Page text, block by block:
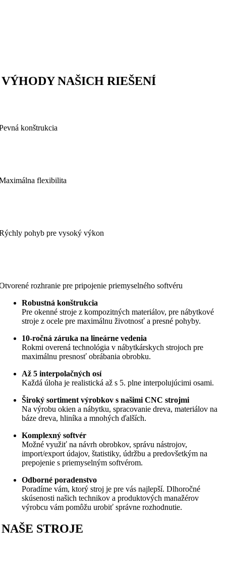
VÝHODY NAŠICH RIEŠENÍ
konštrukcia
flexibilita
pohyb pre vysoký výkon
rozhranie pre pripojenie priemyselného softvéru
Robustná konštrukcia
Pre okenné stroje z kompozitných materiálov, pre nábytkové
stroje z ocele pre maximálnu životnosť a presné pohyby.
10-ročná záruka na lineárne vedenia
Rokmi overená technológia v nábytkárskych strojoch pre
maximálnu presnosť obrábania obrobku.
Až 5 interpolačných osí
Každá úloha je realistická až s 5. plne interpolujúcimi osami.
Široký sortiment výrobkov s našimi CNC strojmi
Na výrobu okien a nábytku, spracovanie dreva, materiálov na
báze dreva, hliníka a mnohých ďalších.
Komplexný softvér
Možné využiť na návrh obrobkov, správu nástrojov,
import/export údajov, štatistiky, údržbu a predovšetkým na
prepojenie s priemyselným softvérom.
Odborné poradenstvo
Poradíme vám, ktorý stroj je pre vás najlepší. Dlhoročné
skúsenosti našich technikov a produktových manažérov
výrobcu vám pomôžu urobiť správne rozhodnutie.
NAŠE STROJE